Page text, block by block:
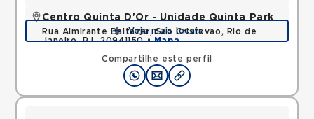
Compartilhe este perfil
Centro Quinta D'Or - Unidade Quinta Park
Rua Almirante Baltazar, Sao Cristovao, Rio de
Janeiro, RJ, 20941150 •Mapa
Veja mais locais